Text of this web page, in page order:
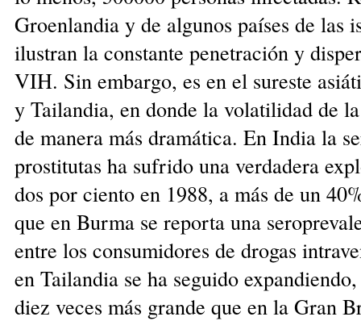
Groenlandia y de algunos países de las
ilustran la constante penetración y
VIH. Sin embargo, es en el sureste
y Tailandia, en donde la volatilidad de
de manera más dramática. En India la
prostitutas ha sufrido una verdadera
dos por ciento en 1988, a más de un
que en Burma se reporta una
entre los consumidores de drogas
en Tailandia se ha seguido
diez veces más grande que en la Gran